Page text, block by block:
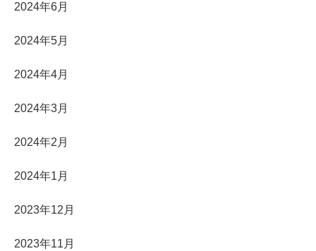
2024年6月
2024年5月
2024年4月
2024年3月
2024年2月
2024年1月
2023年12月
2023年11月